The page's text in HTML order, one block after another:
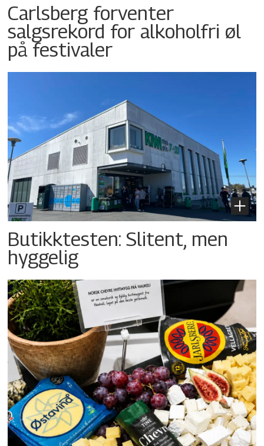
Carlsberg forventer
salgsrekord for alkoholfri øl
på festivaler
Butikktesten: Slitent, men
hyggelig